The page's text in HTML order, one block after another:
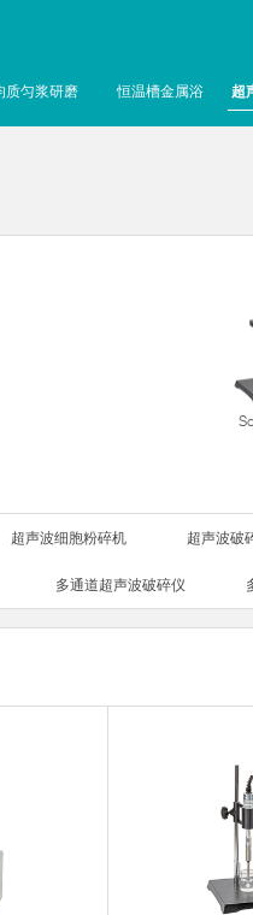
质匀浆研磨 恒温槽金属浴 超
超声波细胞粉碎机 超声波破
多通道超声波破碎仪